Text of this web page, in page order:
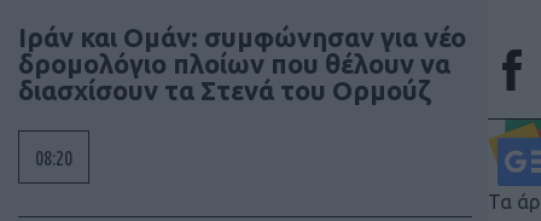
Ιράν και Ομάν: συμφώνησαν για νέο
δρομολόγιο πλοίων που θέλουν να
διασχίσουν τα Στενά του Ορμούζ
08:20
Τα